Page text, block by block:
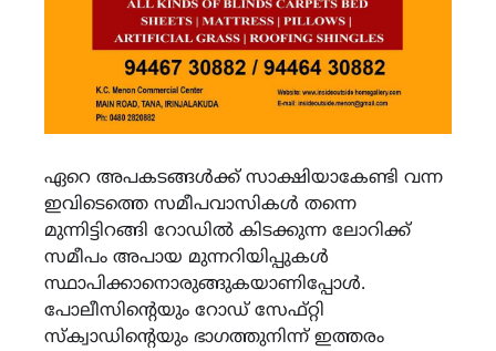
ഏറെ അപകടങ്ങൾക്ക് സാക്ഷിയാകേണ്ടി വന്ന
ഇവിടെത്തെ സമീപവാസികൾ തന്നെ
മുന്നിട്ടിറങ്ങി റോഡിൽ കിടക്കുന്ന ലോറിക്ക്
സമീപം അപായ മുന്നറിയിപ്പുകൾ
സ്ഥാപിക്കാനൊരുങ്ങുകയാണിപ്പോൾ.
പോലീസിന്റെയും റോഡ് സേഫ്റ്റി
സ്‌ക്വാഡിന്റെയും ഭാഗത്തുനിന്ന് ഇത്തരം